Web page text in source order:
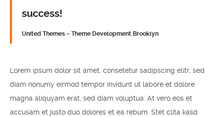
success!
United Themes – Theme Development Brooklyn
Lorem ipsum dolor sit amet, consetetur sadipscing elitr, sed
diam nonumy eirmod tempor invidunt ut labore et dolore
magna aliquyam erat, sed diam voluptua. At vero eos et
accusam et justo duo dolores et ea rebum. Stet clita kasd